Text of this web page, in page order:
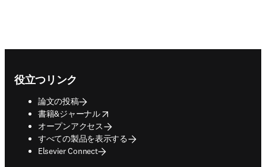
役立つリンク
論文の投稿
書籍&ジャーナル
opens in new tab/window
オープンアクセス
すべての製品を表示する
Elsevier Connect